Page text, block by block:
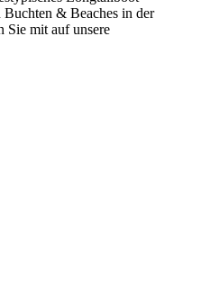
& Beaches in der
Sie mit auf unsere